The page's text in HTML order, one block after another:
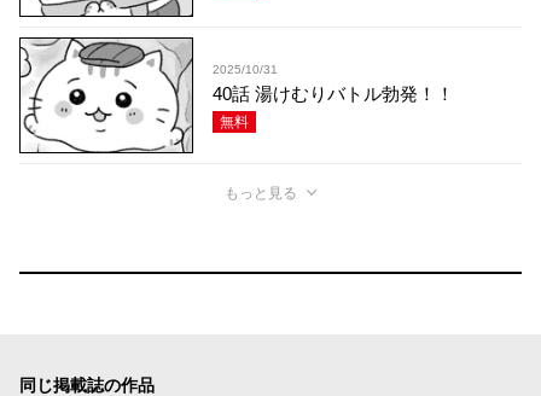
2025/10/31
40話 湯けむりバトル勃発！！
無料
もっと見る
同じ掲載誌の作品